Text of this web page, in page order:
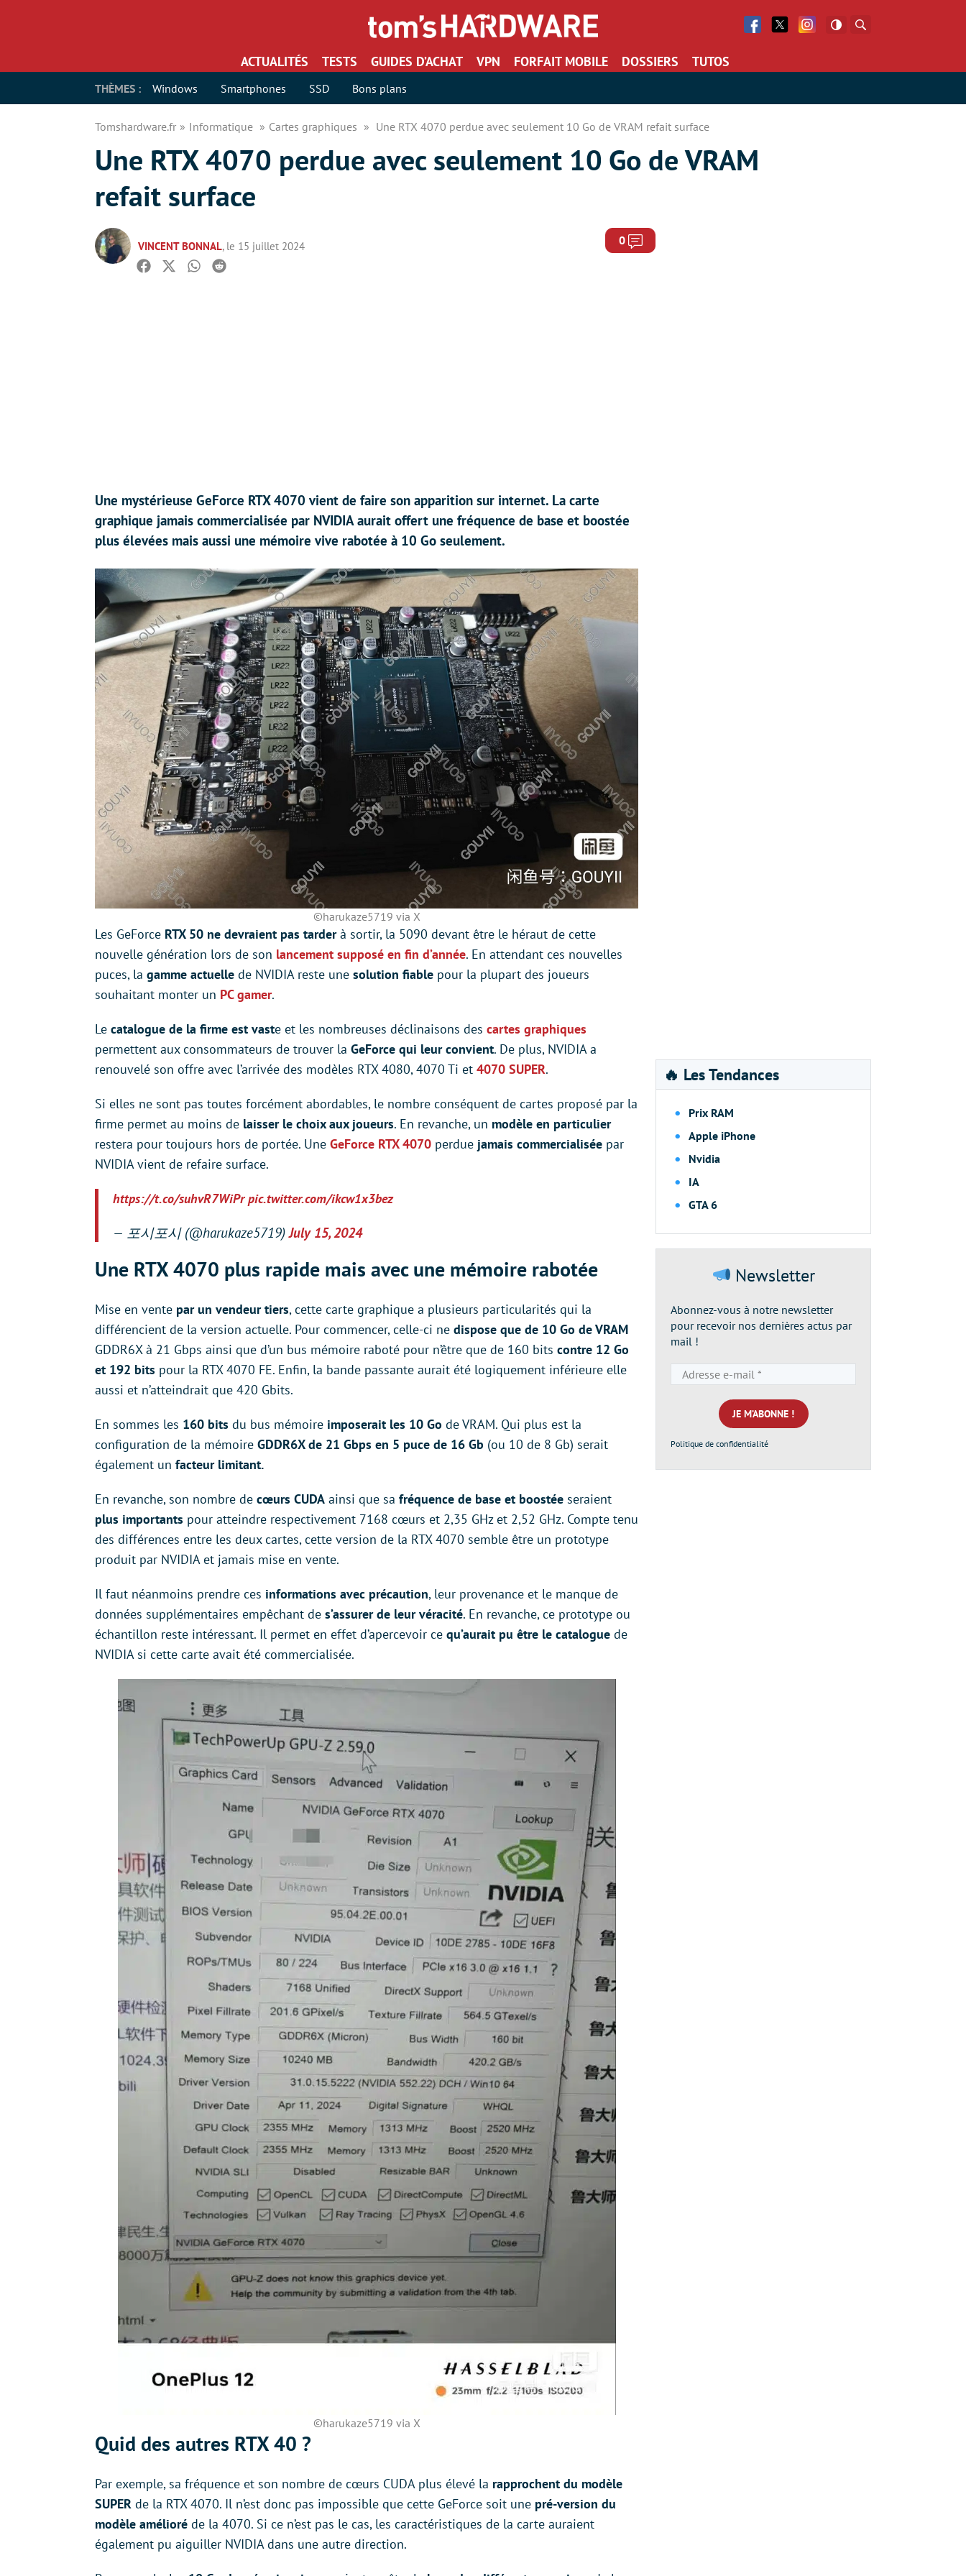
Facebook
Twitter Facebook
ACTUALITÉS TESTS GUIDES D’ACHAT VPN FORFAIT MOBILE DOSSIERS TUTOS
THÈMES : Windows Smartphones SSD Bons plans
Tomshardware.fr Informatique Cartes graphiques Une RTX 4070 perdue avec seulement 10 Go de VRAM refait surface
Une RTX 4070 perdue avec seulement 10 Go de VRAM
refait surface
VINCENT BONNAL, le 15 juillet 2024 0 Commentaires
Facebook
TwitterWhatsapp
Reddit
Une mystérieuse GeForce RTX 4070 vient de faire son apparition sur internet. La carte
graphique jamais commercialisée par NVIDIA aurait offert une fréquence de base et boostée
plus élevées mais aussi une mémoire vive rabotée à 10 Go seulement.
©harukaze5719 via X
Les GeForce RTX 50 ne devraient pas tarderà sortir, la 5090 devant être le héraut de cette
nouvelle génération lors de son lancement supposé en fin d’année. En attendant ces nouvelles
puces, la gamme actuelle de NVIDIA reste une solution fiable pour la plupart des joueurs
souhaitant monter un PC gamer.
Le catalogue de la firme est vaste et les nombreuses déclinaisons des cartes graphiques
permettent aux consommateurs de trouver la GeForce qui leur convient. De plus, NVIDIA a
renouvelé son offre avec l’arrivée des modèles RTX 4080, 4070 Ti et 4070 SUPER.
Si elles ne sont pas toutes forcément abordables, le nombre conséquent de cartes proposé par la
firme permet au moins de laisser le choix aux joueurs. En revanche, un modèle en particulier
restera pour toujours hors de portée. Une GeForce RTX 4070 perdue jamais commercialisée par
NVIDIA vient de refaire surface.
https://t.co/suhvR7WiPr pic.twitter.com/ikcw1x3bez
— 포시포시 (@harukaze5719)July 15, 2024
Une RTX 4070 plus rapide mais avec une mémoire rabotée
Mise en vente par un vendeur tiers, cette carte graphique a plusieurs particularités qui la
différencient de la version actuelle. Pour commencer, celle-ci ne dispose que de 10 Go de VRAM
GDDR6X à 21 Gbps ainsi que d’un bus mémoire raboté pour n’être que de 160 bits contre 12 Go
et 192 bits pour la RTX 4070 FE. Enfin, la bande passante aurait été logiquement inférieure elle
aussi et n’atteindrait que 420 Gbits.
En sommes les 160 bits du bus mémoire imposerait les 10 Go de VRAM. Qui plus est la
configuration de la mémoire GDDR6X de 21 Gbps en 5 puce de 16 Gb (ou 10 de 8 Gb) serait
également un facteur limitant.
En revanche, son nombre de cœurs CUDA ainsi que sa fréquence de base et boostée seraient
plus importants pour atteindre respectivement 7168 cœurs et 2,35 GHz et 2,52 GHz. Compte tenu
des différences entre les deux cartes, cette version de la RTX 4070 semble être un prototype
produit par NVIDIA et jamais mise en vente.
Il faut néanmoins prendre ces informations avec précaution, leur provenance et le manque de
données supplémentaires empêchant de s’assurer de leur véracité. En revanche, ce prototype ou
échantillon reste intéressant. Il permet en effet d’apercevoir ce qu’aurait pu être le catalogue de
NVIDIA si cette carte avait été commercialisée.
©harukaze5719 via X
Quid des autres RTX 40 ?
Par exemple, sa fréquence et son nombre de cœurs CUDA plus élevé la rapprochent du modèle
SUPER de la RTX 4070. Il n’est donc pas impossible que cette GeForce soit une pré-version du
modèle amélioré de la 4070. Si ce n’est pas le cas, les caractéristiques de la carte auraient
également pu aiguiller NVIDIA dans une autre direction.
🔥 Les Tendances
Prix RAM
Apple iPhone
Nvidia
IA
GTA 6
Newsletter
Abonnez-vous à notre newsletter
pour recevoir nos dernières actus par
mail !
e-
mail
*
Politique de confidentialité